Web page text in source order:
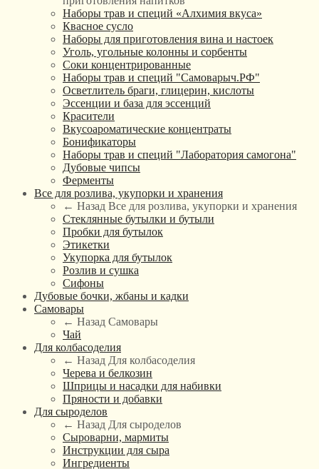
Наборы трав и специй «Алхимия вкуса»
Квасное сусло
Наборы для приготовления вина и настоек
Уголь, угольные колонны и сорбенты
Соки концентрированные
Наборы трав и специй "Самоварыч.РФ"
Осветлитель браги, глицерин, кислоты
Эссенции и база для эссенций
Красители
Вкусоароматические концентраты
Бонификаторы
Наборы трав и специй "Лаборатория самогона"
Дубовые чипсы
Ферменты
Все для розлива, укупорки и хранения
← Назад Все для розлива, укупорки и хранения
Стеклянные бутылки и бутыли
Пробки для бутылок
Этикетки
Укупорка для бутылок
Розлив и сушка
Сифоны
Дубовые бочки, жбаны и кадки
Самовары
← Назад Самовары
Чай
Для колбасоделия
← Назад Для колбасоделия
Черева и белкозин
Шприцы и насадки для набивки
Пряности и добавки
Для сыроделов
← Назад Для сыроделов
Сыроварни, мармиты
Инструкции для сыра
Ингредиенты